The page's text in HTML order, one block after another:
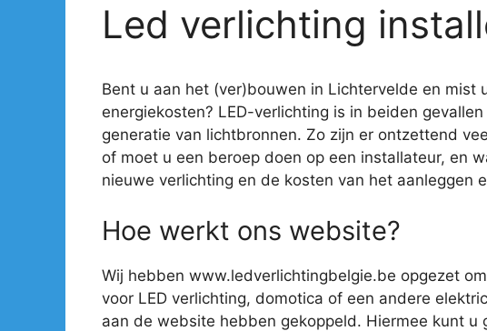
Led verlichting
Bent u aan het (ver)bouwen in Lichtervelde en
energiekosten? LED-verlichting is in beiden
generatie van lichtbronnen. Zo zijn er ontzettend
of moet u een beroep doen op een installateur, en
nieuwe verlichting en de kosten van het aanleggen
Hoe werkt ons website?
Wij hebben www.ledverlichtingbelgie.be opgezet
voor LED verlichting, domotica of een andere
aan de website hebben gekoppeld. Hiermee kunt